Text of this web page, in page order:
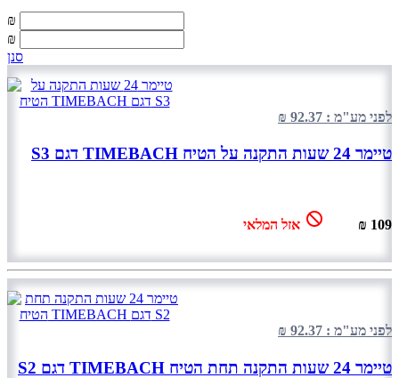
₪
₪
סנן
לפני מע"מ : 92.37 ₪
טיימר 24 שעות התקנה על הטיח TIMEBACH דגם S3
109 ₪ אזל המלאי
לפני מע"מ : 92.37 ₪
טיימר 24 שעות התקנה תחת הטיח TIMEBACH דגם S2